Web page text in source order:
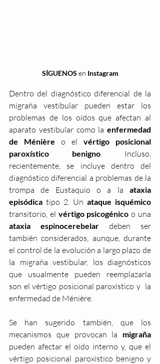
SÍGUENOS en Instagram
Dentro del diagnóstico diferencial de la
migraña vestibular pueden estar los
problemas de los oídos que afectan al
aparato vestibular como la enfermedad
de Ménière o el vértigo posicional
paroxístico benigno. Incluso,
recientemente, se incluye dentro del
diagnóstico diferencial a problemas de la
trompa de Eustaquio o a la ataxia
episódica tipo 2. Un
transitorio, el vértigo psicogénico
ataxia espinocerebelar deben ser
también considerados, aunque, durante
el control de la evolución a largo plazo de
la migraña vestibular, los diagnósticos
que usualmente pueden reemplazarla
son el vértigo posicional paroxístico y  la
enfermedad de Ménière.
Se han sugerido también, que los
mecanismos que provocan la migraña
pueden afectar el oído interno y, que el
vértigo posicional paroxístico benigno y